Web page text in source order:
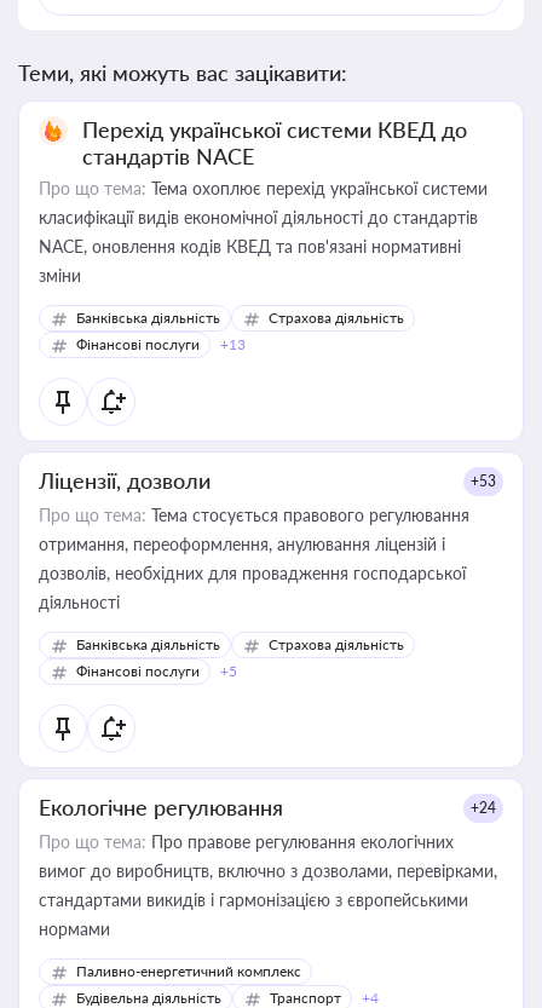
Теми, які можуть вас зацікавити:
Перехід української системи КВЕД до
стандартів NACE
Про що тема: Тема охоплює перехід української системи
класифікації видів економічної діяльності до стандартів
NACE, оновлення кодів КВЕД та пов'язані нормативні
зміни
Банківська діяльність
Страхова діяльність
Фінансові послуги
+13
Ліцензії, дозволи +53
Про що тема: Тема стосується правового регулювання
отримання, переоформлення, анулювання ліцензій і
дозволів, необхідних для провадження господарської
діяльності
Банківська діяльність
Страхова діяльність
Фінансові послуги
+5
Екологічне регулювання +24
Про що тема: Про правове регулювання екологічних
вимог до виробництв, включно з дозволами, перевірками,
стандартами викидів і гармонізацією з європейськими
нормами
Паливно-енергетичний комплекс
Будівельна діяльність
Транспорт +4